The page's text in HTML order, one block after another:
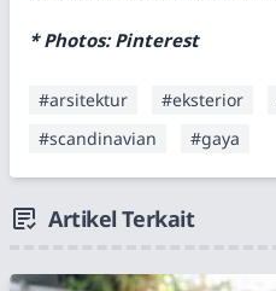
* Photos: Pinterest
#arsitektur #eksterior
#scandinavian
#gaya
Artikel Terkait